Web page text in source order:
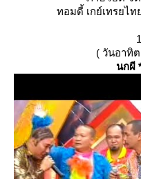
ทอมดี้ เกย์เทรยไ
( วันอาทิ
นกผี